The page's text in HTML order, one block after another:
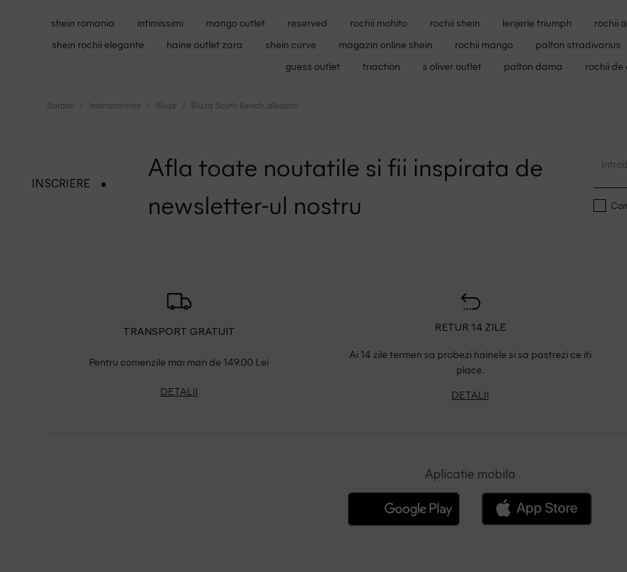
shein romania intimissimi mango outlet reserved rochii mohito rochii shein lenjerie triumph rochii
shein rochii elegante
haine outlet zara shein curve magazin online shein rochii mango palton stradivarius
guess outlet
triaction s oliver outlet palton dama rochii de
Barbati Imbracaminte Bluze Bluza South Beach, albastru
INSCRIERE
Afla toate noutatile si fii inspirata de
newsletter-ul nostru
TRANSPORT GRATUIT
Pentru comenzile mai mari de 149.00 Lei
DETALII
RETUR 14 ZILE
Ai 14 zile termen sa probezi hainele si sa pastrezi ce iti
place.
DETALII
Aplicatie mobila